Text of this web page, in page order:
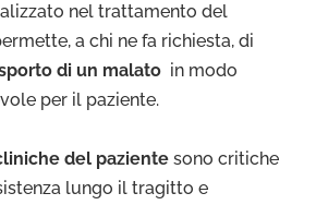
nel trattamento del
a chi ne fa richiesta, di
di un malato in modo
per il paziente.
del paziente sono critiche
lungo il tragitto e